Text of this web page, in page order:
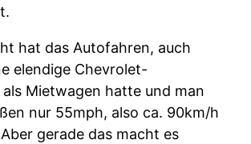
hat das Autofahren, auch
elendige Chevrolet-
Mietwagen hatte und man
nur 55mph, also ca. 90km/h
gerade das macht es